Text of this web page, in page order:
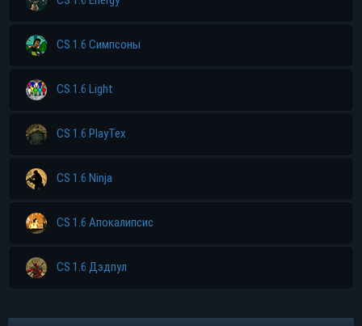
CS 1.6 Симпсоны
CS 1.6 Light
CS 1.6 PlayTex
CS 1.6 Ninja
CS 1.6 Апокалипсис
CS 1.6 Дэдпул
Прямая ссылка
Торрент